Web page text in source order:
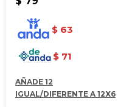
$ 63
$ 71
AÑADE 12
IGUAL/DIFERENTE A 12X6